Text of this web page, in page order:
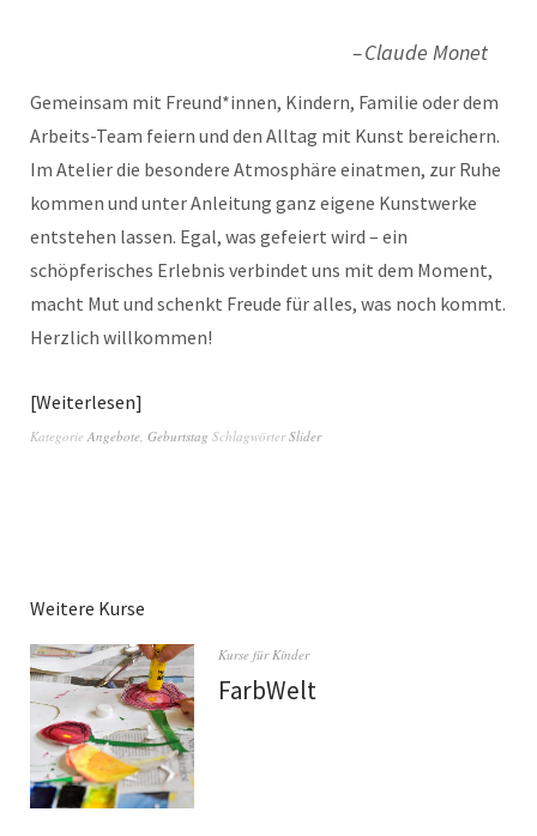
Claude Monet
Gemeinsam mit Freund*innen, Kindern, Familie oder dem
Arbeits-Team feiern und den Alltag mit Kunst bereichern.
Im Atelier die besondere Atmosphäre einatmen, zur Ruhe
kommen und unter Anleitung ganz eigene Kunstwerke
entstehen lassen. Egal, was gefeiert wird – ein
schöpferisches Erlebnis verbindet uns mit dem Moment,
macht Mut und schenkt Freude für alles, was noch kommt.
Herzlich willkommen!
Weiterlesen
Kategorie Angebote Geburtstag SchlagwörterSlider
Weitere Kurse
Kurse für Kinder
FarbWelt